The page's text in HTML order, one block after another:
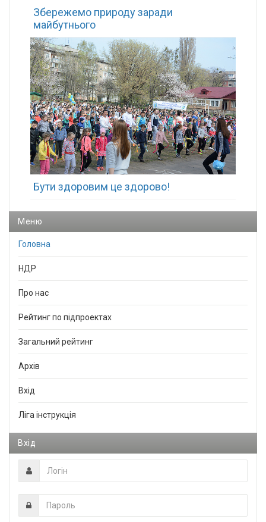
Збережемо природу заради
майбутнього
Бути здоровим це здорово!
Меню
Головна
НДР
Про нас
Рейтинг по підпроектах
Загальний рейтинг
Архів
Вхід
Ліга інструкція
Вхід